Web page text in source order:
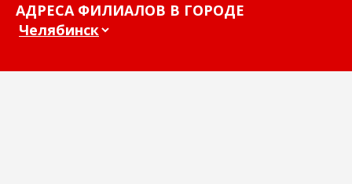
АДРЕСА ФИЛИАЛОВ В ГОРОДЕ